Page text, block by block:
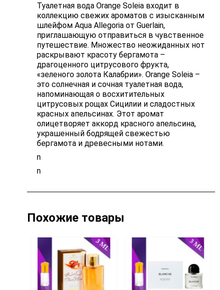
Туалетная вода Orange Soleia входит в
коллекцию свежих ароматов с изысканным
шлейфом Aqua Allegoria от Guerlain,
приглашающую отправиться в чувственное
путешествие. Множество неожиданных нот
раскрывают красоту бергамота –
драгоценного цитрусового фрукта,
«зеленого золота Калабрии». Orange Soleia –
это солнечная и сочная туалетная вода,
напоминающая о восхитительных
цитрусовых рощах Сицилии и сладостных
красных апельсинах. Этот аромат
олицетворяет аккорд красного апельсина,
украшенный бодрящей свежестью
бергамота и древесными нотами.
n
n
Похожие товары